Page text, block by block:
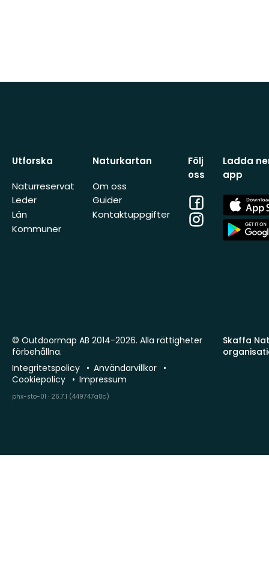
Utforska
Naturreservat
Leder
Län
Kommuner
Naturkartan
Om oss
Guider
Kontaktuppgifter
Följ
oss
Facebook
Instagram
Ladda
app
App
Store
App
Store
Skaffa
© Outdoormap AB 2014-2026. Alla rättigheter
förbehållna.
Integritetspolicy
Användarvillkor
Cookiepolicy
Impressum
phx-sto-01 · 26.7.1 (449747a8c)